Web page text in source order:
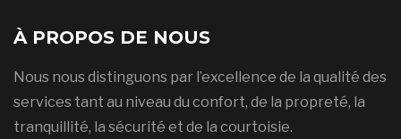
À PROPOS DE NOUS
Nous nous distinguons par l’excellence de la qualité des
services tant au niveau du confort, de la propreté, la
tranquillité, la sécurité et de la courtoisie.